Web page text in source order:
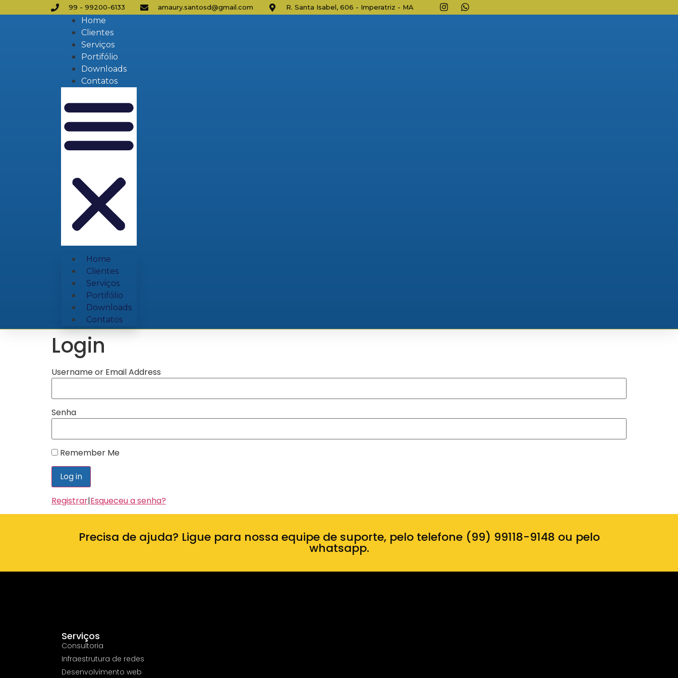
99 - 99200-6133 amaury.santosd@gmail.com R. Santa Isabel, 606 - Imperatriz - MA
Home
Clientes
Serviços
Portifólio
Downloads
Contatos
Home
Clientes
Serviços
Portifólio
Downloads
Contatos
Login
Username or Email Address
Senha
Remember Me
Registrar|Esqueceu a senha?
Precisa de ajuda? Ligue para nossa equipe de suporte, pelo telefone (99) 99118-9148 ou pelo
whatsapp.
Serviços
Consultoria
Infraestrutura de redes
Desenvolvimento web